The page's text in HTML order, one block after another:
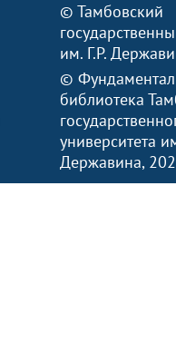
© Тамбовский
им. Г.Р.
©
библиотека
университета
Державина,